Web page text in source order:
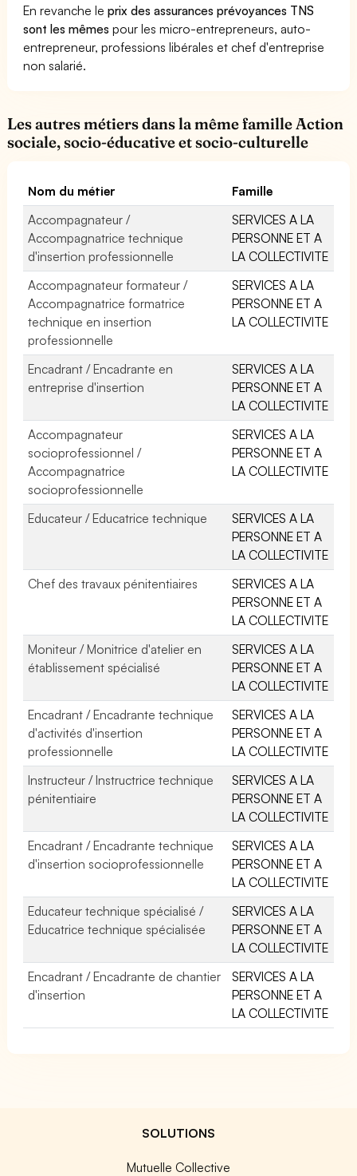
En revanche leprix des assurances prévoyances TNS
sont les mêmes pour les micro-entrepreneurs, auto-
entrepreneur, professions libérales et chef d'entreprise
non salarié.
Les autres métiers dans la même famille Action
sociale, socio-éducative et socio-culturelle
Nom du métier
Famille
Accompagnateur /
Accompagnatrice technique
d'insertion professionnelle
SERVICES A LA
PERSONNE ET A
LA COLLECTIVITE
Accompagnateur formateur /
Accompagnatrice formatrice
technique en insertion
professionnelle
SERVICES A LA
PERSONNE ET A
LA COLLECTIVITE
Encadrant / Encadrante en
entreprise d'insertion
SERVICES A LA
PERSONNE ET A
LA COLLECTIVITE
Accompagnateur
socioprofessionnel /
Accompagnatrice
socioprofessionnelle
SERVICES A LA
PERSONNE ET A
LA COLLECTIVITE
Educateur / Educatrice technique
SERVICES A LA
PERSONNE ET A
LA COLLECTIVITE
Chef des travaux pénitentiaires
SERVICES A LA
PERSONNE ET A
LA COLLECTIVITE
Moniteur / Monitrice d'atelier en
établissement spécialisé
SERVICES A LA
PERSONNE ET A
LA COLLECTIVITE
Encadrant / Encadrante technique
d'activités d'insertion
professionnelle
SERVICES A LA
PERSONNE ET A
LA COLLECTIVITE
Instructeur / Instructrice technique
pénitentiaire
SERVICES A LA
PERSONNE ET A
LA COLLECTIVITE
Encadrant / Encadrante technique
d'insertion socioprofessionnelle
SERVICES A LA
PERSONNE ET A
LA COLLECTIVITE
Educateur technique spécialisé /
Educatrice technique spécialisée
SERVICES A LA
PERSONNE ET A
LA COLLECTIVITE
Encadrant / Encadrante de chantier
d'insertion
SERVICES A LA
PERSONNE ET A
LA COLLECTIVITE
SOLUTIONS
Mutuelle Collective